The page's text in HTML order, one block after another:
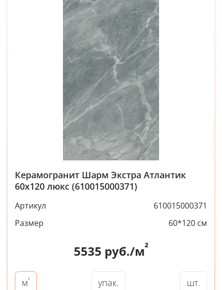
Керамогранит Шарм Экстра Атлантик
60x120 люкс (610015000371)
Артикул
610015000371
Размер
60*120 см
5535 руб./м²
м² упак. шт.